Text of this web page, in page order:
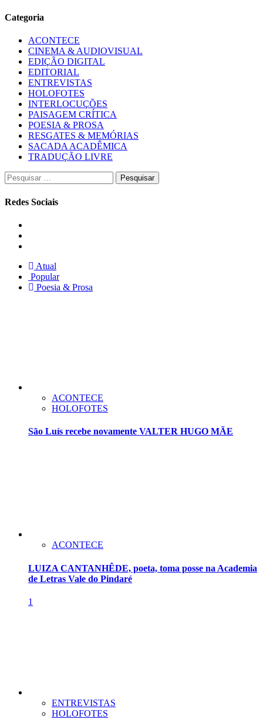
Categoria
ACONTECE
CINEMA & AUDIOVISUAL
EDIÇÃO DIGITAL
EDITORIAL
ENTREVISTAS
HOLOFOTES
INTERLOCUÇÕES
PAISAGEM CRÍTICA
POESIA & PROSA
RESGATES & MEMÓRIAS
SACADA ACADÊMICA
TRADUÇÃO LIVRE
Pesquisar
por:
Redes Sociais
Atual
Popular
Poesia & Prosa
ACONTECE
HOLOFOTES
São Luís recebe novamente VALTER HUGO MÃE
ACONTECE
LUIZA CANTANHÊDE, poeta, toma posse na Academia
de Letras Vale do Pindaré
1
ENTREVISTAS
HOLOFOTES